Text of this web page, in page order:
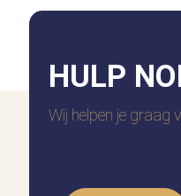
Stevig
Topkwaliteit en
Al met al precies
HULP
Wij helpen je graag